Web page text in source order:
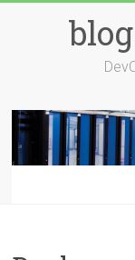
содержимому